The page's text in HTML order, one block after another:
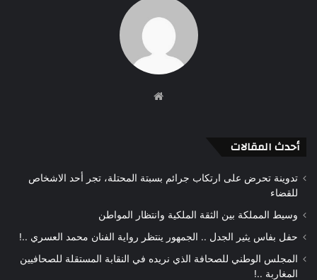
أحدث المقالات
تدوينة تحرض على ارتكاب جرائم بسبتة المحتلة، تجر أحد الاشخاص
للقضاء
وسيط المملكة بين الثقة الملكية وانتظار المواطن
حفل بفاس يثير الجدل .. الجمهور ينتظر رواية الفنان محمد العسري ..!
المجلس الوطني للصحافة الذي نريده في النقابة المستقلة للصحافيين
المغاربة ..!